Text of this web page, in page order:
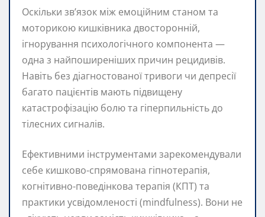
Оскільки зв’язок між емоційним станом та
моторикою кишківника двосторонній,
ігнорування психологічного компонента —
одна з найпоширеніших причин рецидивів.
Навіть без діагностованої тривоги чи депресії
багато пацієнтів мають підвищену
катастрофізацію болю та гіперпильність до
тілесних сигналів.
Ефективними інструментами зарекомендували
себе кишково-спрямована гіпнотерапія,
когнітивно-поведінкова терапія (КПТ) та
практики усвідомленості (mindfulness). Вони не